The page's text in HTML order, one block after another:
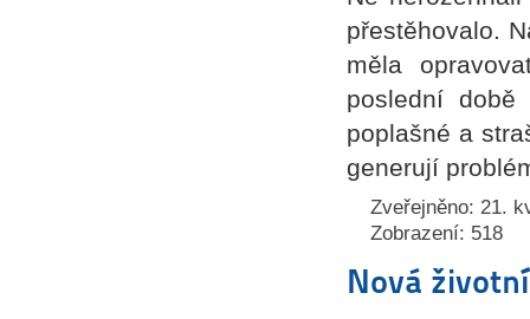
přestěhovalo.
měla
poslední
poplašné a
generují
Zveřejněno: 21.
Zobrazení: 518
Nová